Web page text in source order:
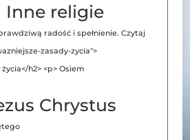
Inne religie
radość i spełnienie. Czytaj
zasady-zycia">
h2> <p> Osiem
Chrystus